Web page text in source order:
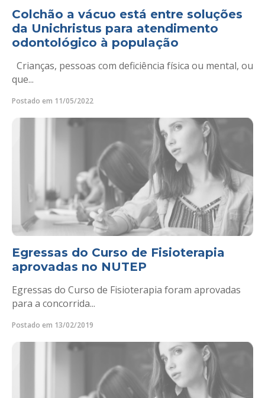
Colchão a vácuo está entre soluções
da Unichristus para atendimento
odontológico à população
Crianças, pessoas com deficiência física ou mental, ou
que...
Postado em 11/05/2022
Egressas do Curso de Fisioterapia
aprovadas no NUTEP
Egressas do Curso de Fisioterapia foram aprovadas
para a concorrida...
Postado em 13/02/2019